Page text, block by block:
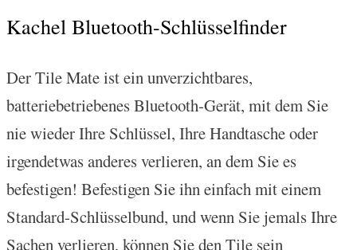
Kachel Bluetooth-Schlüsselfinder
Der Tile Mate ist ein unverzichtbares,
batteriebetriebenes Bluetooth-Gerät, mit dem Sie
nie wieder Ihre Schlüssel, Ihre Handtasche oder
irgendetwas anderes verlieren, an dem Sie es
befestigen! Befestigen Sie ihn einfach mit einem
Standard-Schlüsselbund, und wenn Sie jemals Ihre
Sachen verlieren, können Sie den Tile sein